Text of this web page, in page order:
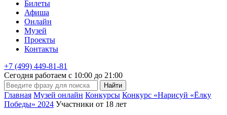
Билеты
Афиша
Онлайн
Музей
Проекты
Контакты
+7 (499) 449-81-81
Сегодня работаем с 10:00 до 21:00
Главная Музей онлайн Конкурсы Конкурс «Нарисуй «Ёлку
Победы» 2024 Участники от 18 лет